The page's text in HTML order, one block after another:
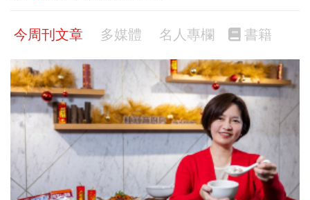
今周刊文章 多媒體 名人專欄 書籍